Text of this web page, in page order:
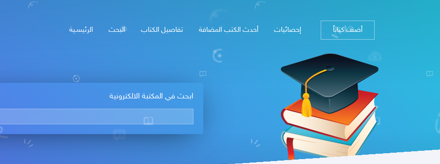
الرئيسـية البحث تفاصيل الكتاب أحدث الكتب المضافة إحصائيات أضف كتاباً
ابحث في المكتبة الالكترونية